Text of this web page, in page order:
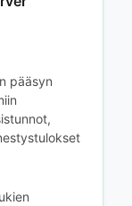
pääsyn